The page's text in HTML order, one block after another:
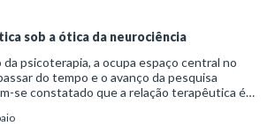
sob a ótica da neurociência
a ocupa espaço central no
do tempo e o avanço da pesquisa
se constatado que a relação terapêutica é